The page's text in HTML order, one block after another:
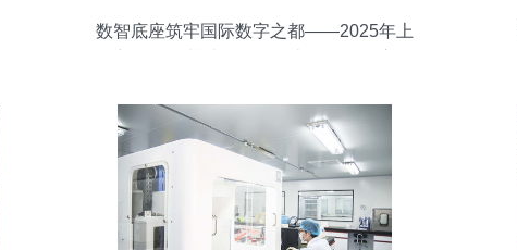
数智底座筑牢国际数字之都——2025年上